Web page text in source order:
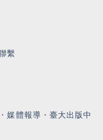
繫
・媒體報導 ・ 臺大出版中